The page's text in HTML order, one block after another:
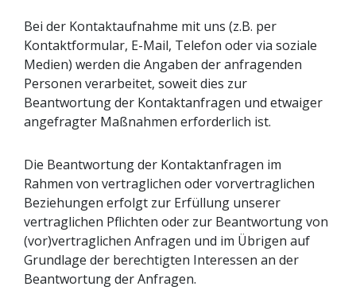
Bei der Kontaktaufnahme mit uns (z.B. per
Kontaktformular, E-Mail, Telefon oder via soziale
Medien) werden die Angaben der anfragenden
Personen verarbeitet, soweit dies zur
Beantwortung der Kontaktanfragen und etwaiger
angefragter Maßnahmen erforderlich ist.
Die Beantwortung der Kontaktanfragen im
Rahmen von vertraglichen oder vorvertraglichen
Beziehungen erfolgt zur Erfüllung unserer
vertraglichen Pflichten oder zur Beantwortung von
(vor)vertraglichen Anfragen und im Übrigen auf
Grundlage der berechtigten Interessen an der
Beantwortung der Anfragen.